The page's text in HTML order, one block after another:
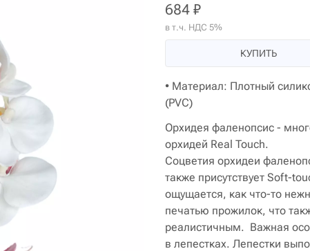
684 ₽
в т.ч. НДС 5%
КУПИТЬ
• Материал: Плотный
(PVC)
Орхидея фаленопсис -
орхидей Real Touch.
Соцветия орхидеи
также присутствует Soft-
ощущается, как что-то
печатью прожилок, что
реалистичным. Важная
в лепестках. Лепестки